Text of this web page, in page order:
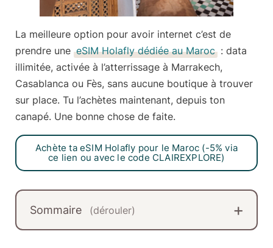
La meilleure option pour avoir internet c’est de
prendre une eSIM Holafly dédiée au Maroc : data
illimitée, activée à l’atterrissage à Marrakech,
Casablanca ou Fès, sans aucune boutique à trouver
sur place. Tu l’achètes maintenant, depuis ton
canapé. Une bonne chose de faite.
Achète ta eSIM Holafly pour le Maroc (-5% via
ce lien ou avec le code CLAIREXPLORE)
Sommaire (dérouler)